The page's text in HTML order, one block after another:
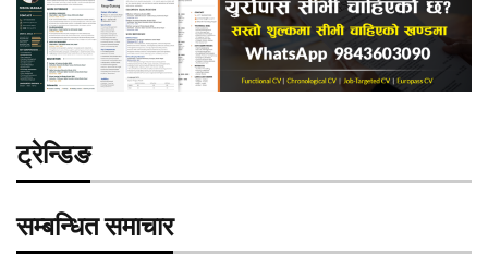
ट्रेन्डिङ
सम्बन्धित समाचार